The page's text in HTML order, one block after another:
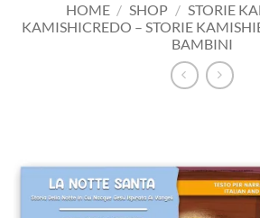
HOME / SHOP / STORIE
KAMISHICREDO – STORIE
BAMBINI